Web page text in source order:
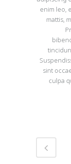
enim leo,
mattis,
sint
culpa